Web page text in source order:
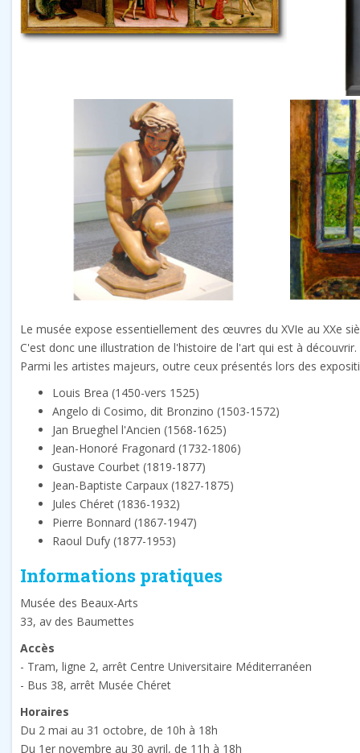
Le musée expose essentiellement des œuvres du XVIe au XXe
C'est donc une illustration de l'histoire de l'art qui est à découvrir.
Parmi les artistes majeurs, outre ceux présentés lors des
Louis Brea (1450-vers 1525)
Angelo di Cosimo, dit Bronzino (1503-1572)
Jan Brueghel l'Ancien (1568-1625)
Jean-Honoré Fragonard (1732-1806)
Gustave Courbet (1819-1877)
Jean-Baptiste Carpaux (1827-1875)
Jules Chéret (1836-1932)
Pierre Bonnard (1867-1947)
Raoul Dufy (1877-1953)
Informations pratiques
Musée des Beaux-Arts
33, av des Baumettes
Accès
- Tram, ligne 2, arrêt Centre Universitaire Méditerranéen
- Bus 38, arrêt Musée Chéret
Horaires
Du 2 mai au 31 octobre, de 10h à 18h
Du 1er novembre au 30 avril, de 11h à 18h